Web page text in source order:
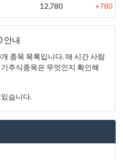
12,780 +780
안내
종목 목록입니다. 매 시간 사람
주식종목은 무엇인지 확인해
습니다.